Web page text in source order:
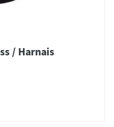
/ Harnais